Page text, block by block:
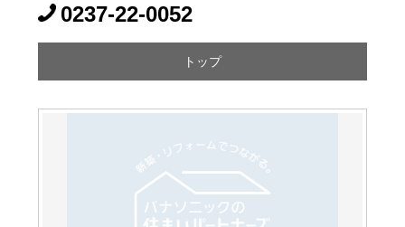
0237-22-0052
トップ